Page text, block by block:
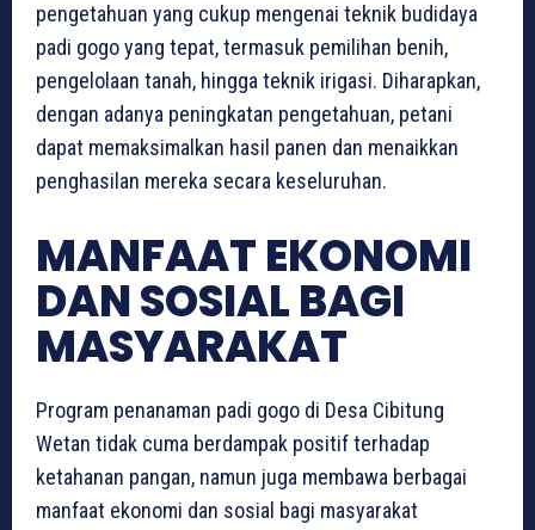
pengetahuan yang cukup mengenai teknik budidaya
padi gogo yang tepat, termasuk pemilihan benih,
pengelolaan tanah, hingga teknik irigasi. Diharapkan,
dengan adanya peningkatan pengetahuan, petani
dapat memaksimalkan hasil panen dan menaikkan
penghasilan mereka secara keseluruhan.
MANFAAT EKONOMI
DAN SOSIAL BAGI
MASYARAKAT
Program penanaman padi gogo di Desa Cibitung
Wetan tidak cuma berdampak positif terhadap
ketahanan pangan, namun juga membawa berbagai
manfaat ekonomi dan sosial bagi masyarakat